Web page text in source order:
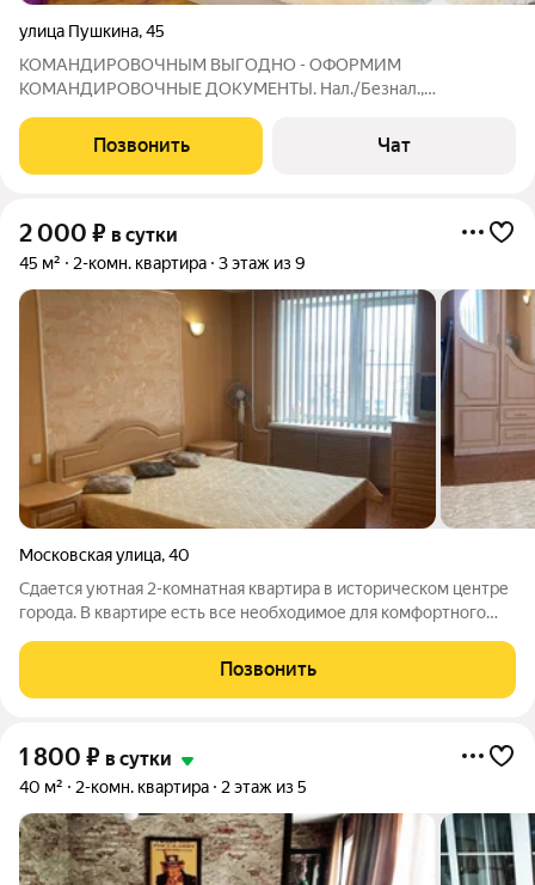
улица Пушкина,45
КОМАНДИРОВОЧНЫМ ВЫГОДНО - ОФОРМИМ
КОМАНДИРОВОЧНЫЕ ДОКУМЕНТЫ. Нал./Безнал.,
Квартира (75м2). Шесть квартир находятся в одном доме -
удобно для размещения групп гостей. Возможна оплата
Позвонить Чат
2 000 ₽ в сутки
45 м² 2-комн. квартира 3 этаж из 9
Московская улица,40
Сдается уютная 2-комнатная квартира в историческом центре
города. В квартире есть все необходимое для комфортного
доступности культурные и исторические
достопримечательности нашего города.
Позвонить
1 800 ₽ в сутки
40 м² 2-комн. квартира 2 этаж из 5